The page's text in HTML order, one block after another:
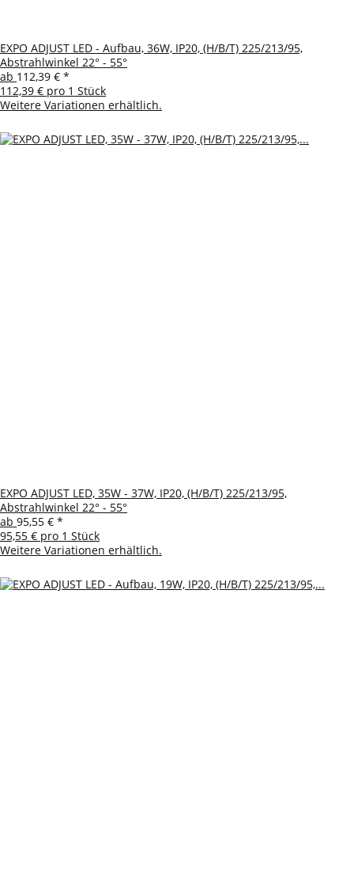
EXPO ADJUST LED - Aufbau, 36W, IP20, (H/B/T) 225/213/95,
Abstrahlwinkel 22° - 55°
ab 112,39 € *
112,39 € pro 1 Stück
Weitere Variationen erhältlich.
EXPO ADJUST LED, 35W - 37W, IP20, (H/B/T) 225/213/95,
Abstrahlwinkel 22° - 55°
ab 95,55 € *
95,55 € pro 1 Stück
Weitere Variationen erhältlich.